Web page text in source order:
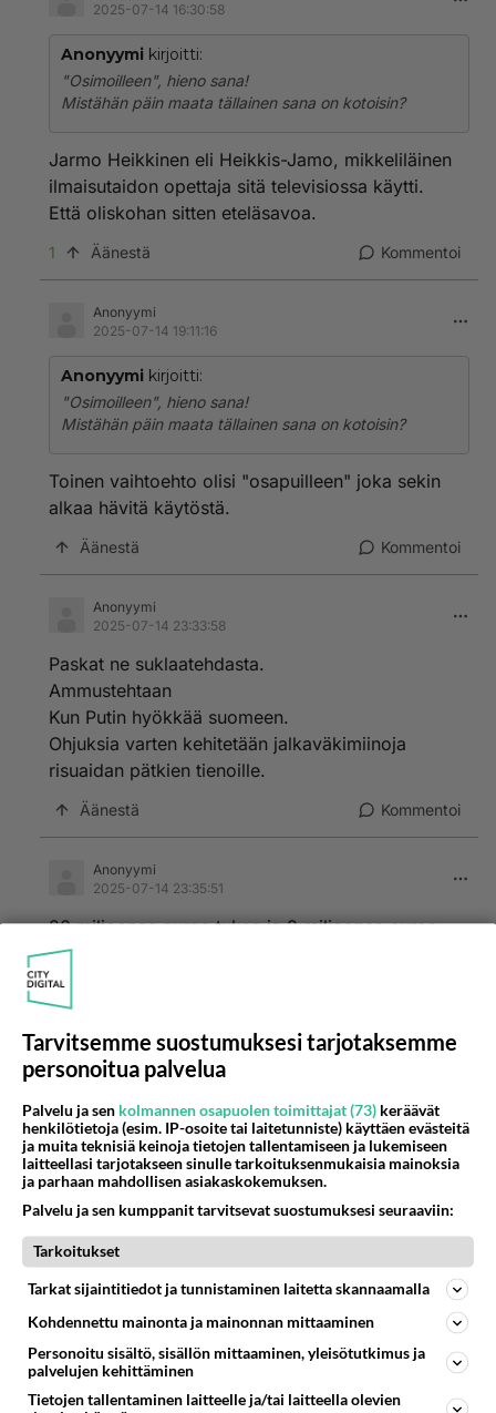
2025-07-14 16:30:58
Anonyymi kirjoitti:
"Osimoilleen", hieno sana!
Mistähän päin maata tällainen sana on kotoisin?
Jarmo Heikkinen eli Heikkis-Jamo, mikkeliläinen
ilmaisutaidon opettaja sitä televisiossa käytti.
Että oliskohan sitten eteläsavoa.
1 Äänestä Kommentoi
Anonyymi
2025-07-14 19:11:16
Anonyymi kirjoitti:
"Osimoilleen", hieno sana!
Mistähän päin maata tällainen sana on kotoisin?
Toinen vaihtoehto olisi "osapuilleen" joka sekin
alkaa hävitä käytöstä.
Äänestä Kommentoi
Anonyymi
2025-07-14 23:33:58
Paskat ne suklaatehdasta.
Ammustehtaan
Kun Putin hyökkää suomeen.
Ohjuksia varten kehitetään jalkaväkimiinoja
risuaidan pätkien tienoille.
Äänestä Kommentoi
Anonyymi
2025-07-14 23:35:51
20 miljoonaa euroa tukea ja 2 miljoonaa euroa
vuodessa Fazerin uusi tehdas tuottaa verotuloja.
Siis 10 vuotta ennen kuin valtio saa edes
sossutuet Fazerin tehtaalle katettua 😆👍💙
2 Äänestä Kommentoi
Tarvitsemme suostumuksesi tarjotaksemme
personoitua palvelua
Palvelu ja sen kolmannen osapuolen toimittajat (73) keräävät
henkilötietoja (esim. IP-osoite tai laitetunniste) käyttäen evästeitä
ja muita teknisiä keinoja tietojen tallentamiseen ja lukemiseen
laitteellasi tarjotakseen sinulle tarkoituksenmukaisia mainoksia
ja parhaan mahdollisen asiakaskokemuksen.
Palvelu ja sen kumppanit tarvitsevat suostumuksesi seuraaviin:
Tarkoitukset
Tarkat sijaintitiedot ja tunnistaminen laitetta skannaamalla
Kohdennettu mainonta ja mainonnan mittaaminen
Personoitu sisältö, sisällön mittaaminen, yleisötutkimus ja
palvelujen kehittäminen
Tietojen tallentaminen laitteelle ja/tai laitteella olevien